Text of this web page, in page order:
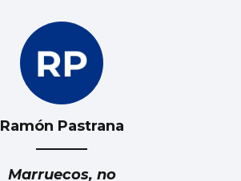
Ramón Pastrana
Marruecos, no